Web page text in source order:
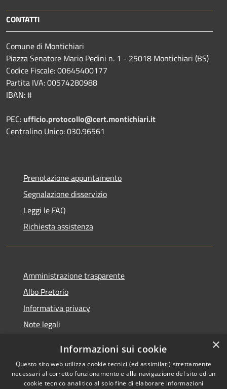
CONTATTI
Comune di Montichiari
Piazza Senatore Mario Pedini n. 1 - 25018 Montichiari (BS)
Codice Fiscale: 00645400177
Partita IVA: 00574280988
IBAN: #
PEC: ufficio.protocollo@cert.montichiari.it
Centralino Unico: 030.96561
Prenotazione appuntamento
Segnalazione disservizio
Leggi le FAQ
Richiesta assistenza
Amministrazione trasparente
Albo Pretorio
Informativa privacy
Note legali
Whisteblowing
×
Informazioni sui cookie
Questo sito web utilizza cookie tecnici (ed assimilati) strettamente
necessari al corretto funzionamento e alla navigazione del sito ed un
cookie tecnico analitico al solo fine di elaborare informazioni